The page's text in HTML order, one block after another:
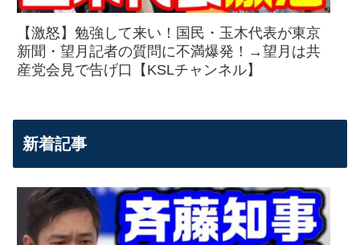
【激怒】勉強して来い！国民・玉木代表が東京
新聞・望月記者の質問に不満爆発！→望月は共
産党会見で告げ口【KSLチャンネル】
新着記事